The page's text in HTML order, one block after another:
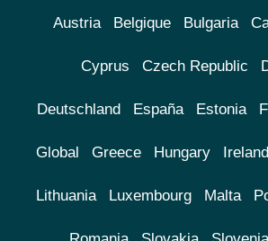
Austria Belgique Bulgaria
Cyprus Czech Republic
Deutschland España Estonia
Global Greece Hungary Ireland
Lithuania Luxembourg Malta